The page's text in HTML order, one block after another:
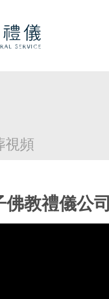
視頻
佛教禮儀公司